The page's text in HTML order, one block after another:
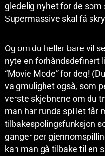
gledelig nyhet for de
Supermassive skal få
Og om du heller bare vil
nyte en forhåndsdefinert
“Movie Mode” for deg!
valgmulighet også, som
verste skjebnene om du
man har runda spillet får
tilbakespolingsfunksjon
ganger per
kan man gå tilbake til en